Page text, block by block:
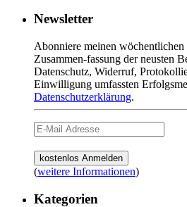
Newsletter
Abonniere meinen
Zusammen-fassung der neusten
Datenschutz, Widerruf,
Einwilligung umfassten
Datenschutzerklärung.
(weitere Informationen)
Kategorien